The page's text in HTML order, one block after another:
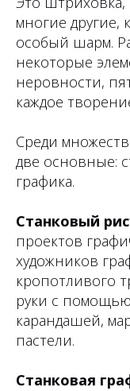
многие другие,
особый шарм.
некоторые
неровности,
каждое
Среди
две основные:
графика.
Станковый
проектов
художников
кропотливого
руки с
карандашей,
пастели.
Станковая